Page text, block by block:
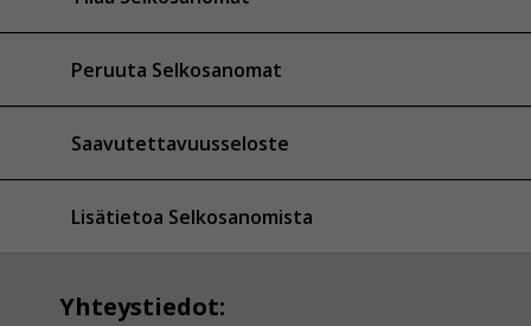
Peruuta Selkosanomat
Saavutettavuusseloste
Lisätietoa Selkosanomista
Yhteystiedot: